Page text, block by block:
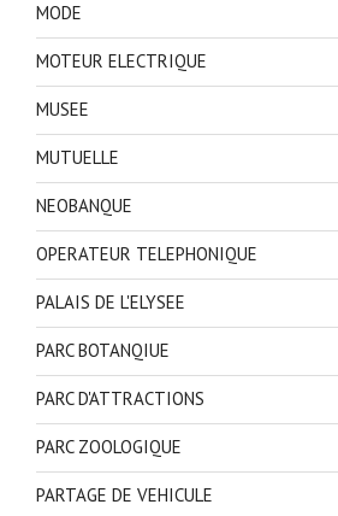
MODE
MOTEUR ELECTRIQUE
MUSEE
MUTUELLE
NEOBANQUE
OPERATEUR TELEPHONIQUE
PALAIS DE L'ELYSEE
PARC BOTANQIUE
PARC D'ATTRACTIONS
PARC ZOOLOGIQUE
PARTAGE DE VEHICULE